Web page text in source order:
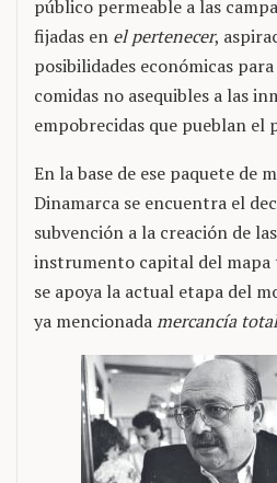
público permeable a las
fijadas en el pertenecer,
posibilidades económicas
comidas no asequibles a las
empobrecidas que pueblan el
En la base de ese paquete de
Dinamarca se encuentra el
subvención a la creación de
instrumento capital del mapa
se apoya la actual etapa del
ya mencionadamercancía